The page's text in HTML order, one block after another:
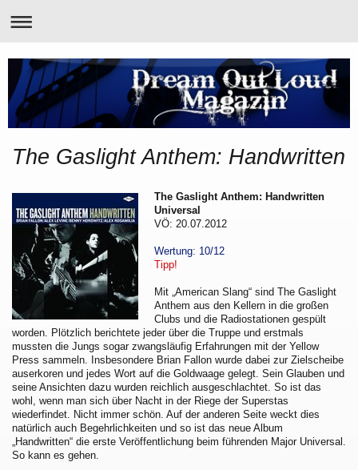
The Gaslight Anthem: Handwritten
The Gaslight Anthem: Handwritten
Universal
VÖ: 20.07.2012
Wertung: 10/12
Tipp!
Mit „American Slang“ sind The Gaslight
Anthem aus den Kellern in die großen
Clubs und die Radiostationen gespült
worden. Plötzlich berichtete jeder über die Truppe und erstmals
mussten die Jungs sogar zwangsläufig Erfahrungen mit der Yellow
Press sammeln. Insbesondere Brian Fallon wurde dabei zur Zielscheibe
auserkoren und jedes Wort auf die Goldwaage gelegt. Sein Glauben und
seine Ansichten dazu wurden reichlich ausgeschlachtet. So ist das
wohl, wenn man sich über Nacht in der Riege der Superstas
wiederfindet. Nicht immer schön. Auf der anderen Seite weckt dies
natürlich auch Begehrlichkeiten und so ist das neue Album
„Handwritten“ die erste Veröffentlichung beim führenden Major Universal.
So kann es gehen.